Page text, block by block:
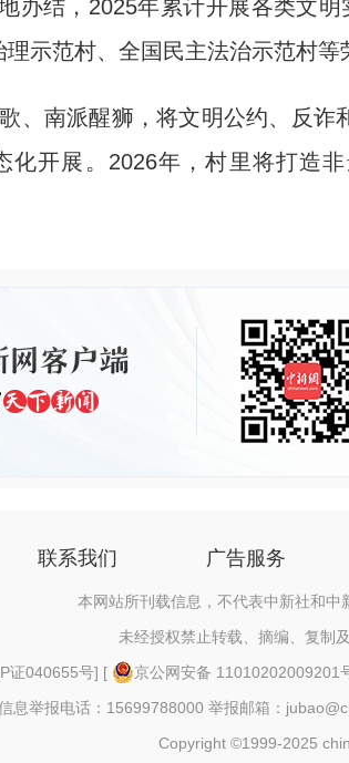
办结，2025年累计开展各类文
示范村、全国民主法治示范村等
南派醒狮，将文明公约、反诈
化开展。2026年，村里将打造
联系我们 广告服务
本网站所刊载信息，不代表中新社和中
未经授权禁止转载、摘编、复制
证040655号] [ 京公网安备 11010202009201
息举报电话：15699788000 举报邮箱：
Copyright ©1999-2025